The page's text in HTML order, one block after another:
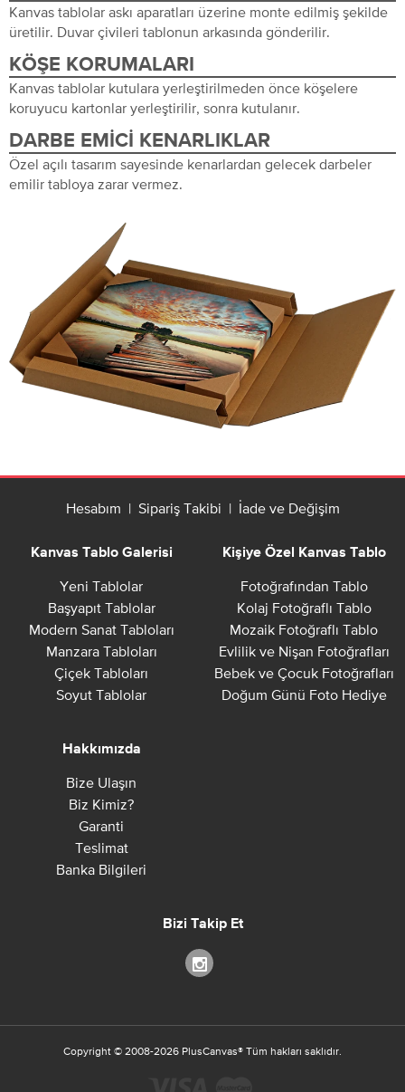
Kanvas tablolar askı aparatları üzerine monte edilmiş şekilde
üretilir. Duvar çivileri tablonun arkasında gönderilir.
KÖŞE KORUMALARI
Kanvas tablolar kutulara yerleştirilmeden önce köşelere
koruyucu kartonlar yerleştirilir, sonra kutulanır.
DARBE EMICI KENARLIKLAR
Özel açılı tasarım sayesinde kenarlardan gelecek darbeler
emilir tabloya zarar vermez.
Hesabım | Sipariş Takibi | İade ve Değişim
Kanvas Tablo Galerisi
Yeni Tablolar
Başyapıt Tablolar
Modern Sanat Tabloları
Manzara Tabloları
Çiçek Tabloları
Soyut Tablolar
Kişiye Özel Kanvas Tablo
Fotoğrafından Tablo
Kolaj Fotoğraflı Tablo
Mozaik Fotoğraflı Tablo
Evlilik ve Nişan Fotoğrafları
Bebek ve Çocuk Fotoğrafları
Doğum Günü Foto Hediye
Hakkımızda
Bize Ulaşın
Biz Kimiz?
Garanti
Teslimat
Banka Bilgileri
Bizi Takip Et
Copyright © 2008-2026 PlusCanvas® Tüm hakları saklıdır.